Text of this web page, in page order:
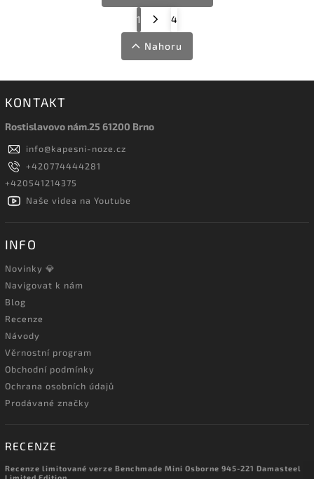
1 4
Nahoru
KONTAKT
Rostislavovo nám.25 61200 Brno
info@kapesni-noze.cz
+420774444281
+420541214375
Naše videa na Youtube
INFO
Novinky 💎
Navigovat k nám
Blog
Recenze
Návody
Věrnostní program
Obchodní podmínky
Ochrana osobních údajů
Prodávané značky
RECENZE
Recenze limitované verze Benchmade Mini Osborne 945-221 Damasteel